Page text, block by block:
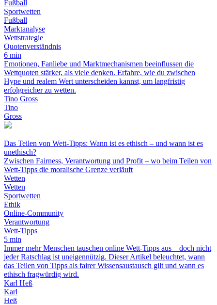
Fußball
Sportwetten
Fußball
Marktanalyse
Wettstrategie
Quotenverständnis
6 min
Emotionen, Fanliebe und Marktmechanismen beeinflussen die
Wettquoten stärker, als viele denken. Erfahre, wie du zwischen
Hype und realem Wert unterscheiden kannst, um langfristig
erfolgreicher zu wetten.
Tino Gross
Tino
Gross
Das Teilen von Wett-Tipps: Wann ist es ethisch – und wann ist es
unethisch?
Zwischen Fairness, Verantwortung und Profit – wo beim Teilen von
Wett-Tipps die moralische Grenze verläuft
Wetten
Wetten
Sportwetten
Ethik
Online-Community
Verantwortung
Wett-Tipps
5 min
Immer mehr Menschen tauschen online Wett-Tipps aus – doch nicht
jeder Ratschlag ist uneigennützig. Dieser Artikel beleuchtet, wann
das Teilen von Tipps als fairer Wissensaustausch gilt und wann es
ethisch fragwürdig wird.
Karl Heß
Karl
Heß